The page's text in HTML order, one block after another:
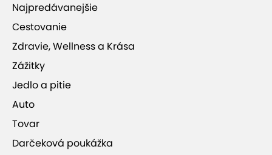
Najpredávanejšie
Cestovanie
Zdravie, Wellness a Krása
Zážitky
Jedlo a pitie
Auto
Tovar
Darčeková poukážka